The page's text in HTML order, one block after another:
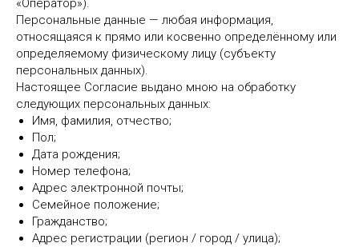
«Оператор»).
Персональные данные — любая информация,
относящаяся к прямо или косвенно определённому или
определяемому физическому лицу (субъекту
персональных данных).
Настоящее Согласие выдано мною на обработку
следующих персональных данных:
Имя, фамилия, отчество;
Пол;
Дата рождения;
Номер телефона;
Адрес электронной почты;
Семейное положение;
Гражданство;
Адрес регистрации (регион / город / улица);